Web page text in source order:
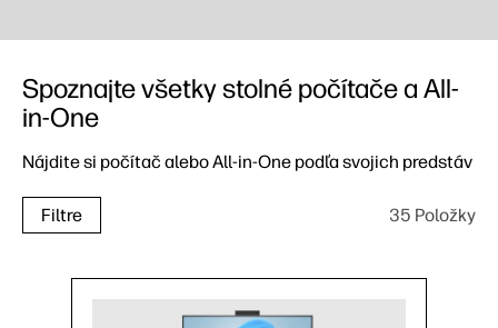
Spoznajte všetky stolné počítače a All-
in-One
Nájdite si počítač alebo All-in-One podľa svojich predstáv
Filtre 35 Položky